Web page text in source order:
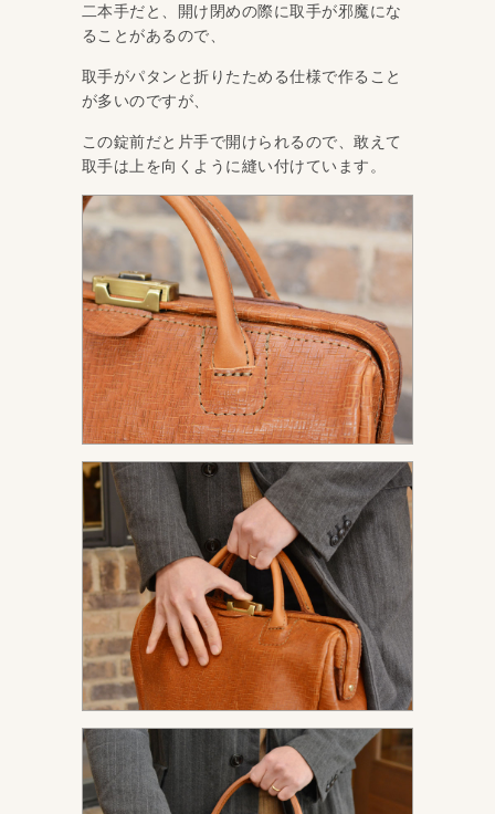
二本手だと、開け閉めの際に取手が邪魔にな
ることがあるので、
取手がパタンと折りたためる仕様で作ること
が多いのですが、
この錠前だと片手で開けられるので、敢えて
取手は上を向くように縫い付けています。